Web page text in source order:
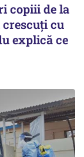
copiii de la
cu
explică ce